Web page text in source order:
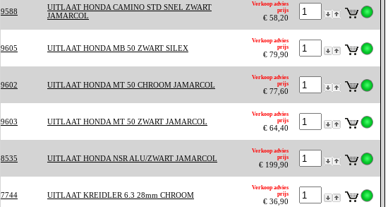
9588
UITLAAT HONDA CAMINO STD SNEL ZWART
JAMARCOL
Verkoop advies
prijs
€ 58,20
9605 UITLAAT HONDA MB 50 ZWART SILEX
Verkoop advies
prijs
€ 79,90
9602 UITLAAT HONDA MT 50 CHROOM JAMARCOL
Verkoop advies
prijs
€ 77,60
9603 UITLAAT HONDA MT 50 ZWART JAMARCOL
Verkoop advies
prijs
€ 64,40
8535 UITLAAT HONDA NSR ALU/ZWART JAMARCOL
Verkoop advies
prijs
€ 199,90
7744 UITLAAT KREIDLER 6.3 28mm CHROOM
Verkoop advies
prijs
€ 36,90